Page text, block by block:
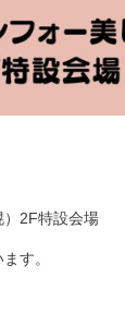
）2F特設会場
す。